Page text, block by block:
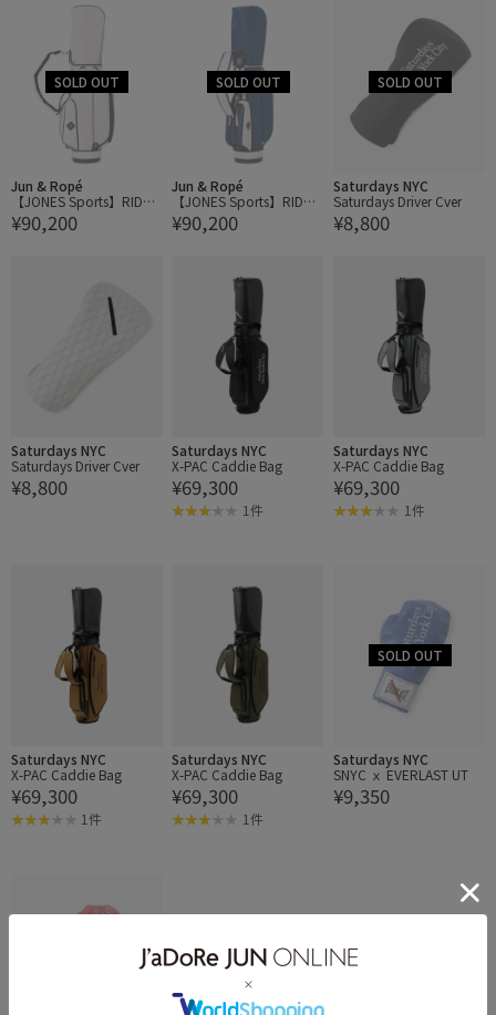
Jun & Ropé
【JONES Sports】RIDER
RIPSTOP キャディバッ
¥90,200
Jun & Ropé
【JONES Sports】RIDER
RIPSTOP キャディバッ
¥90,200
Saturdays NYC
Saturdays Driver Cver
¥8,800
Saturdays NYC
Saturdays Driver Cver
¥8,800
Saturdays NYC
X-PAC Caddie Bag
¥69,300
1件
Saturdays NYC
X-PAC Caddie Bag
¥69,300
1件
Saturdays NYC
X-PAC Caddie Bag
¥69,300
1件
Saturdays NYC
X-PAC Caddie Bag
¥69,300
1件
Saturdays NYC
SNYC ｘ EVERLAST UT
¥9,350